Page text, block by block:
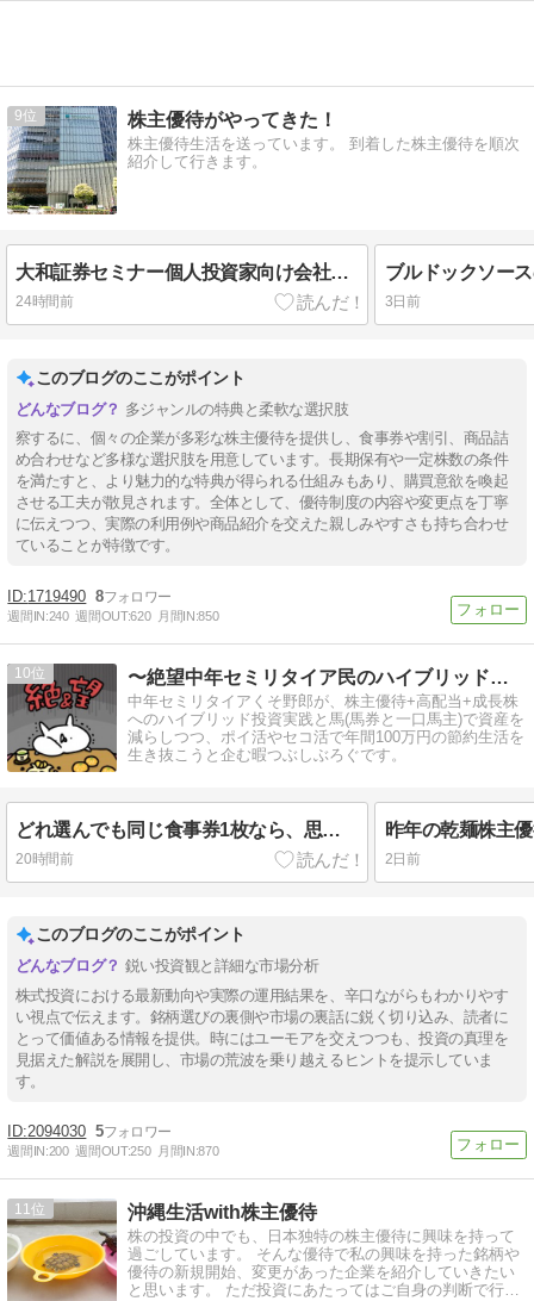
9 株主優待がやってきた！
株主優待生活を送っています。 到着した株主優待を順次
紹介して行きます。
大和証券セミナー個人投資家向け会社説明会に行ってきた♪
24時間前 3日前
このブログのここがポイント
多ジャンルの特典と柔軟な選択肢
察するに、個々の企業が多彩な株主優待を提供し、食事券や割引、商品詰
め合わせなど多様な選択肢を用意しています。長期保有や一定株数の条件
を満たすと、より魅力的な特典が得られる仕組みもあり、購買意欲を喚起
させる工夫が散見されます。全体として、優待制度の内容や変更点を丁寧
に伝えつつ、実際の利用例や商品紹介を交えた親しみやすさも持ち合わせ
ていることが特徴です。
1719490 8
週間IN:240 週間OUT:620 月間IN:850
10 〜絶望中年セミリタイア民のハイブリッド投資+節約生活〜
中年セミリタイアくそ野郎が、株主優待+高配当+成長株
へのハイブリッド投資実践と馬(馬券と一口馬主)で資産を
減らしつつ、ポイ活やセコ活で年間100万円の節約生活を
生き抜こうと企む暇つぶしぶろぐです。
どれ選んでも同じ食事券1枚なら、思い出よりも高単価な商品選んじゃいますよね♪
20時間前 2日前
このブログのここがポイント
鋭い投資観と詳細な市場分析
株式投資における最新動向や実際の運用結果を、辛口ながらもわかりやす
い視点で伝えます。銘柄選びの裏側や市場の裏話に鋭く切り込み、読者に
とって価値ある情報を提供。時にはユーモアを交えつつも、投資の真理を
見据えた解説を展開し、市場の荒波を乗り越えるヒントを提示していま
す。
2094030 5
週間IN:200 週間OUT:250 月間IN:870
11 沖縄生活with株主優待
株の投資の中でも、日本独特の株主優待に興味を持って
過ごしています。 そんな優待で私の興味を持った銘柄や
優待の新規開始、変更があった企業を紹介していきたい
と思います。 ただ投資にあたってはご自身の判断で行う